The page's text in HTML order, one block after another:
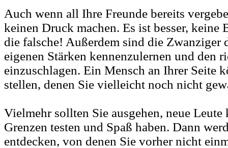
Auch wenn all Ihre Freunde bereits
keinen Druck machen. Es ist besser, keine
die falsche! Außerdem sind die Zwanziger
eigenen Stärken kennenzulernen und den
einzuschlagen. Ein Mensch an Ihrer Seite
stellen, denen Sie vielleicht noch nicht
Vielmehr sollten Sie ausgehen, neue Leute
Grenzen testen und Spaß haben. Dann
entdecken, von denen Sie vorher nicht